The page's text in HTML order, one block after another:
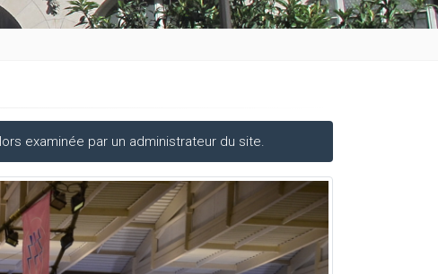
examinée par un administrateur du site.